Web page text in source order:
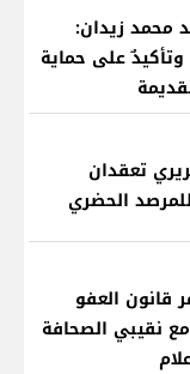
محمد زيدان:
على حماية
تعقدان
الحضري
قانون العفو
نقيبي الصحافة